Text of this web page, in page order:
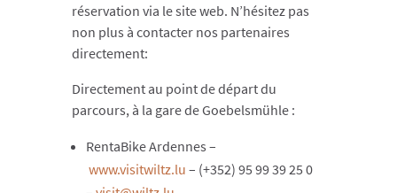
réservation via le site web. N’hésitez pas
non plus à contacter nos partenaires
directement:
Directement au point de départ du
parcours, à la gare de Goebelsmühle :
RentaBike Ardennes –
www.visitwiltz.lu – (+352) 95 99 39 25 0